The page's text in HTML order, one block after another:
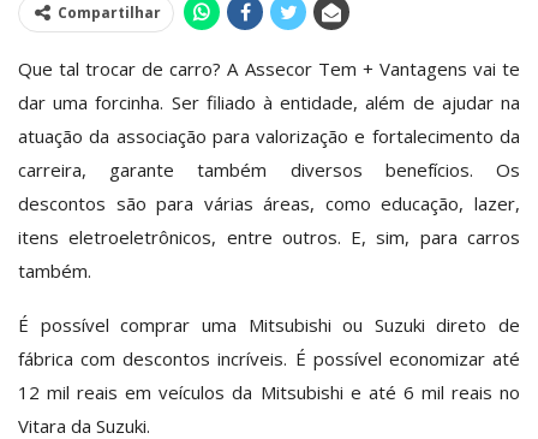
Compartilhar
Que tal trocar de carro? A Assecor Tem + Vantagens vai te
dar uma forcinha. Ser filiado à entidade, além de ajudar na
atuação da associação para valorização e fortalecimento da
carreira, garante também diversos benefícios. Os
descontos são para várias áreas, como educação, lazer,
itens eletroeletrônicos, entre outros. E, sim, para carros
também.
É possível comprar uma Mitsubishi ou Suzuki direto de
fábrica com descontos incríveis. É possível economizar até
12 mil reais em veículos da Mitsubishi e até 6 mil reais no
Vitara da Suzuki.